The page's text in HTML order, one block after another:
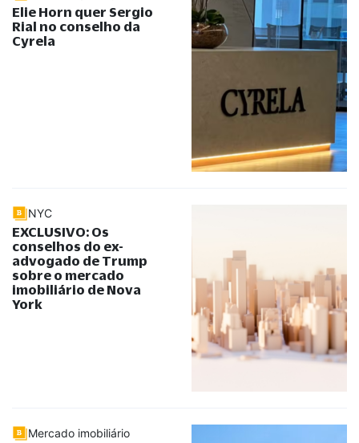
Elie Horn quer Sergio
Rial no conselho da
Cyrela
NYC
EXCLUSIVO: Os
conselhos do ex-
advogado de Trump
sobre o mercado
imobiliário de Nova
York
Mercado imobiliário